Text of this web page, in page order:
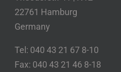
22761 Hamburg
Germany
Tel: 040 43 21 67 8-10
Fax: 040 43 21 46 8-18